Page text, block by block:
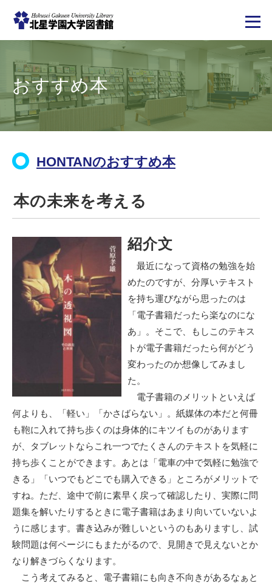
テ
ン
に
移
おすすめ本
HONTANのおすすめ本
本の未来を考える
紹介文
最近になって資格の勉強を始
めたのですが、分厚いテキスト
を持ち運びながら思ったのは
「電子書籍だったら楽なのにな
あ」。そこで、もしこのテキス
トが電子書籍だったら何がどう
変わったのか想像してみまし
た。
電子書籍のメリットといえば
何よりも、「軽い」「かさばらない」。紙媒体の本だと何冊
も鞄に入れて持ち歩くのは身体的にキツイものがあります
が、タブレットならこれ一つでたくさんのテキストを気軽に
持ち歩くことができます。あとは「電車の中で気軽に勉強で
きる」「いつでもどこでも購入できる」ところがメリットで
すね。ただ、途中で前に素早く戻って確認したり、実際に問
題集を解いたりするときに電子書籍はあまり向いていないよ
うに感じます。書き込みが難しいというのもありますし、試
験問題は何ページにもまたがるので、見開きで見えないとか
なり解きづらくなります。
こう考えてみると、電子書籍にも向き不向きがあるなぁと